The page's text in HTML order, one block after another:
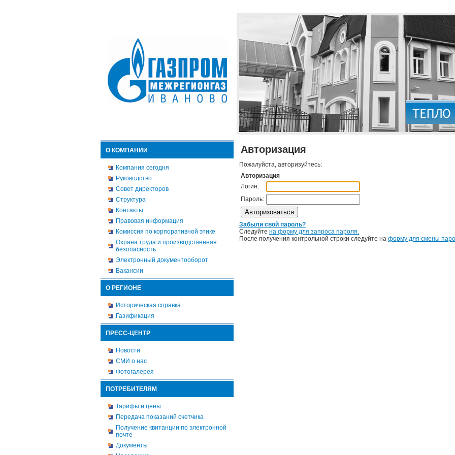
О КОМПАНИИ
Компания сегодня
Руководство
Совет директоров
Структура
Контакты
Правовая информация
Комиссия по корпоративной этике
Охрана труда и производственная
безопасность
Электронный документооборот
Вакансии
О РЕГИОНЕ
Историческая справка
Газификация
ПРЕСС-ЦЕНТР
Новости
СМИ о нас
Фотогалерея
ПОТРЕБИТЕЛЯМ
Тарифы и цены
Передача показаний счетчика
Получение квитанции по электронной
почте
Документы
Авторизация
Пожалуйста, авторизуйтесь:
Авторизация
Логин:
Пароль:
Забыли свой пароль?
Следуйте на форму для запроса пароля.
После получения контрольной строки следуйте на форму для смены